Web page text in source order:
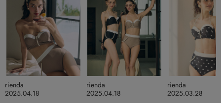
2025.04.18
rienda
2025.04.18
rienda
2025.03.28
rienda